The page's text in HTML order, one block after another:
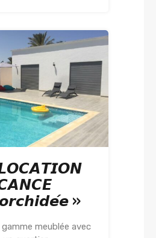
𝙤𝙧𝙘𝙝𝙞𝙙𝙚́𝙚 »
meublée avec